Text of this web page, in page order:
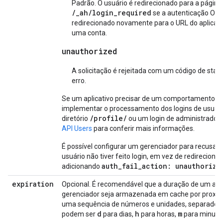
Padrão. O usuário é redirecionado para a
/_ah/login_required se a autenticação
redirecionado novamente para o URL do
uma conta.
unauthorized
A solicitação é rejeitada com um código de
erro.
Se um aplicativo precisar de um comportamento
implementar o processamento dos logins de
diretório /profile/ ou um login de
API Users para conferir mais informações.
É possível configurar um gerenciador para recusar
usuário não tiver feito login, em vez de
adicionando auth_fail_action:
expiration
Opcional. É recomendável que a duração de um
gerenciador seja armazenada em cache por
uma sequência de números e unidades,
podem ser d para dias, h para horas, mpara